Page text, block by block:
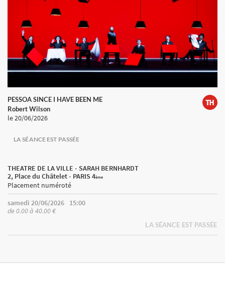
PESSOA SINCE I HAVE BEEN ME
Robert Wilson
le 20/06/2026
LA SÉANCE EST PASSÉE
THEATRE DE LA VILLE - SARAH BERNHARDT
2, Place du Châtelet - PARIS 4ème
Placement numéroté
samedi 20/06/2026
15:00
de 0.00 à 40.00 €
LA SÉANCE EST PASSÉE